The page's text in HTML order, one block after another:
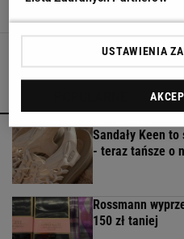
Sandały Keen
- teraz tańsze o
Rossmann
150 zł taniej
USTAWIENIA